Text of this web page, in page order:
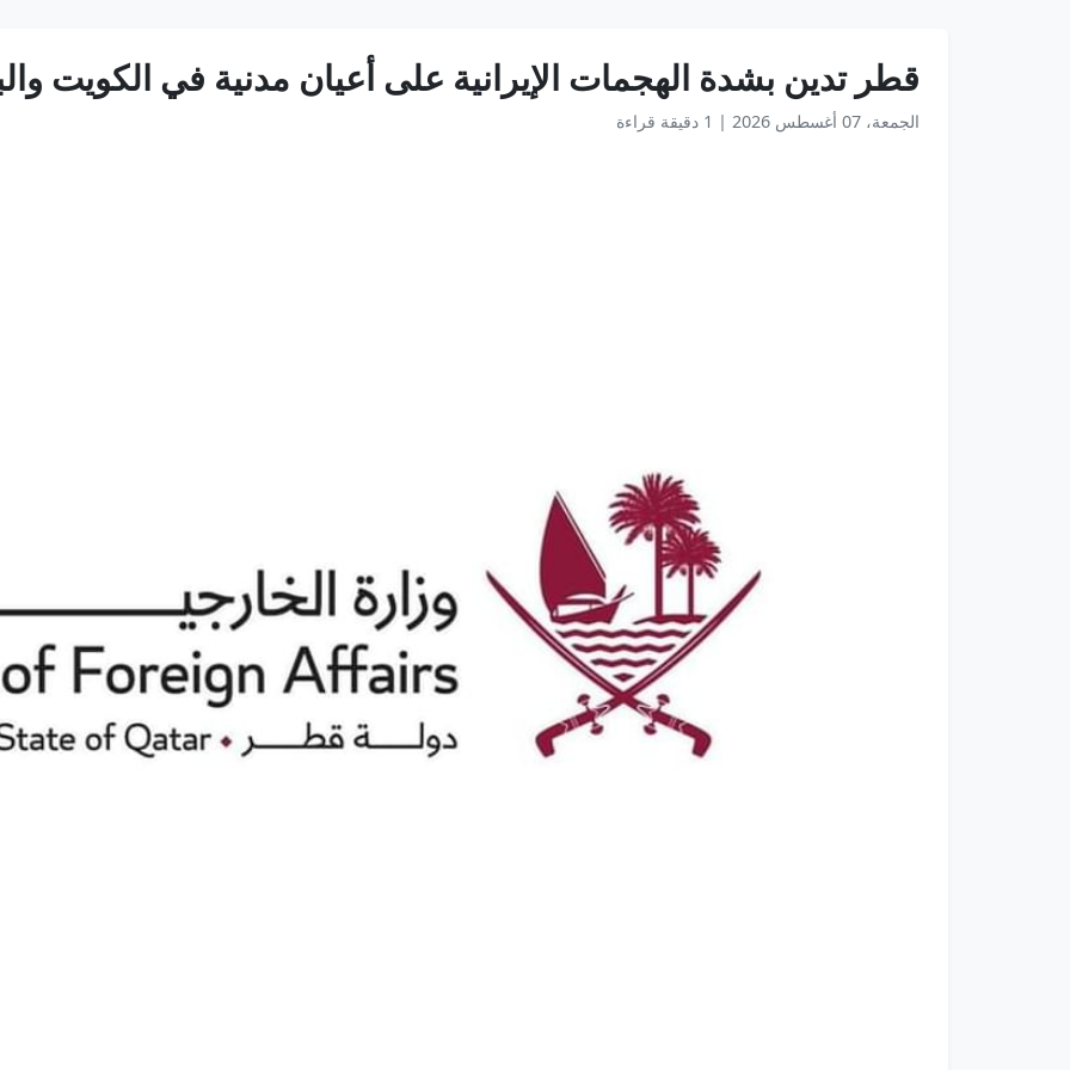
قطر تدين بشدة الهجمات الإيرانية على أعيان مدنية في الكويت
الجمعة، 07 أغسطس 2026 | 1 دقيقة قراءة